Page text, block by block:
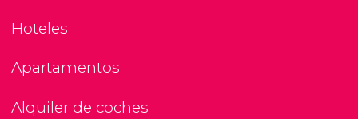
Hoteles
Apartamentos
Alquiler de coches